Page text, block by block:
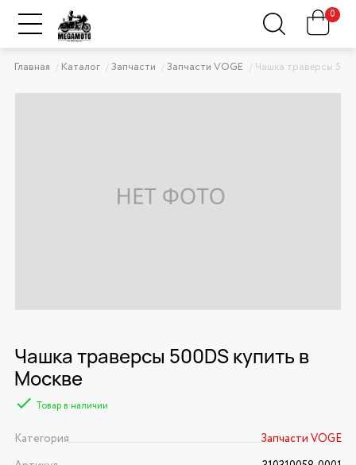
0
Главная Каталог Запчасти Запчасти VOGE Чашка траверсы
Чашка траверсы 500DS купить в
Москве
Товар в наличии
Категория
Запчасти VOGE